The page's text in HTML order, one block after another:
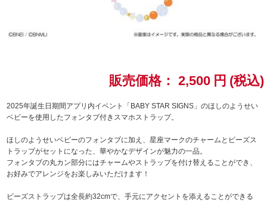
ラブライブ！シリーズ
ラブライブ！サンシャイン‼
販売価格： 2,500 円 (税込)
2025年誕生日期間アプリ内イベント「BABY STAR SIGNS」のほしのようせい
ベビーを使用したフォンタブ付きスマホストラップ。
ほしのようせいベビーのフォンタブに加え、星座マークのチャームとビーズス
トラップがセットになった、華やかなデザインが魅力の一品。
フォンタブの丸カン部分にはチャームやストラップを付け替えることができ、
お好みでアレンジをお楽しみいただけます！
ビーズストラップは全長約32cmで、手元にアクセントを添えることができる